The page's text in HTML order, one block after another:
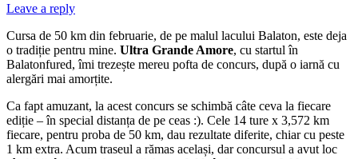
Leave a reply
Cursa de 50 km din februarie, de pe malul lacului Balaton, este deja
o tradiție pentru mine. Ultra Grande Amore, cu startul în
Balatonfured, îmi trezește mereu pofta de concurs, după o iarnă cu
alergări mai amorțite.
Ca fapt amuzant, la acest concurs se schimbă câte ceva la fiecare
ediție – în special distanța de pe ceas :). Cele 14 ture x 3,572 km
fiecare, pentru proba de 50 km, dau rezultate diferite, chiar cu peste
1 km extra. Acum traseul a rămas același, dar concursul a avut loc